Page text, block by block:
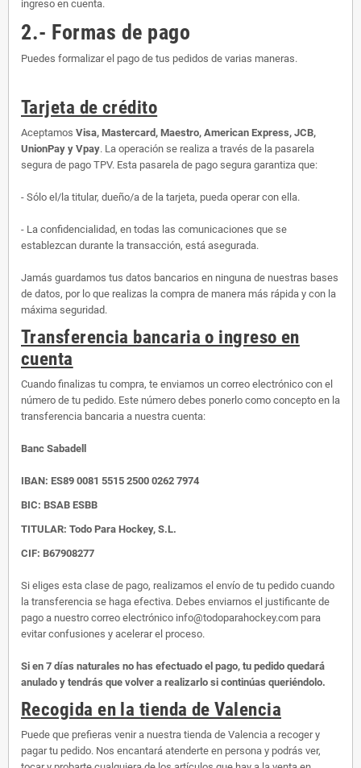
ingreso en cuenta.
2.- Formas de pago
Puedes formalizar el pago de tus pedidos de varias maneras.
Tarjeta de crédito
Aceptamos Visa, Mastercard, Maestro, American Express, JCB,
UnionPay y Vpay. La operación se realiza a través de la pasarela
segura de pago TPV. Esta pasarela de pago segura garantiza que:
- Sólo el/la titular, dueño/a de la tarjeta, pueda operar con ella.
- La confidencialidad, en todas las comunicaciones que se
establezcan durante la transacción, está asegurada.
Jamás guardamos tus datos bancarios en ninguna de nuestras bases
de datos, por lo que realizas la compra de manera más rápida y con la
máxima seguridad.
Transferencia bancaria o ingreso en
cuenta
Cuando finalizas tu compra, te enviamos un correo electrónico con el
número de tu pedido. Este número debes ponerlo como concepto en la
transferencia bancaria a nuestra cuenta:
Banc Sabadell
IBAN: ES89 0081 5515 2500 0262 7974
BIC: BSAB ESBB
TITULAR: Todo Para Hockey, S.L.
CIF: B67908277
Si eliges esta clase de pago, realizamos el envío de tu pedido cuando
la transferencia se haga efectiva. Debes enviarnos el justificante de
pago a nuestro correo electrónico info@todoparahockey.com para
evitar confusiones y acelerar el proceso.
Si en 7 días naturales no has efectuado el pago, tu pedido quedará
anulado y tendrás que volver a realizarlo si continúas queriéndolo.
Recogida en la tienda de Valencia
Puede que prefieras venir a nuestra tienda de Valencia a recoger y
pagar tu pedido. Nos encantará atenderte en persona y podrás ver,